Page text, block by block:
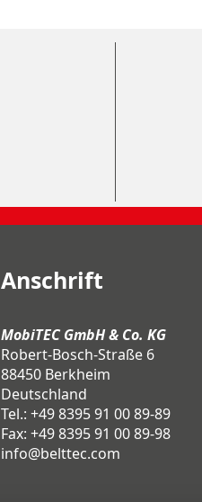
Anschrift
MobiTEC GmbH & Co. KG
Robert-Bosch-Straße 6
88450 Berkheim
Deutschland
Tel.: +49 8395 91 00 89-89
Fax: +49 8395 91 00 89-98
info@belttec.com